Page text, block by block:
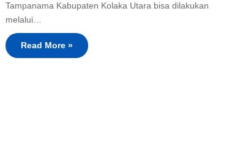
Tampanama Kabupaten Kolaka Utara bisa dilakukan
melalui…
Read More »